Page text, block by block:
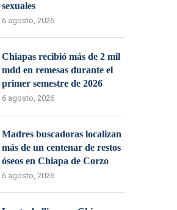
sexuales
6 agosto, 2026
Chiapas recibió más de 2 mil
mdd en remesas durante el
primer semestre de 2026
6 agosto, 2026
Madres buscadoras localizan
más de un centenar de restos
óseos en Chiapa de Corzo
6 agosto, 2026